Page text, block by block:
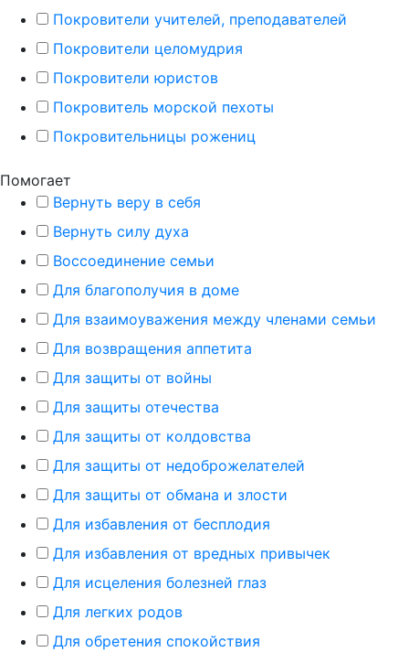
Покровители учителей, преподавателей
Покровители целомудрия
Покровители юристов
Покровитель морской пехоты
Покровительницы рожениц
Помогает
Вернуть веру в себя
Вернуть силу духа
Воссоединение семьи
Для благополучия в доме
Для взаимоуважения между членами семьи
Для возвращения аппетита
Для защиты от войны
Для защиты отечества
Для защиты от колдовства
Для защиты от недоброжелателей
Для защиты от обмана и злости
Для избавления от бесплодия
Для избавления от вредных привычек
Для исцеления болезней глаз
Для легких родов
Для обретения спокойствия